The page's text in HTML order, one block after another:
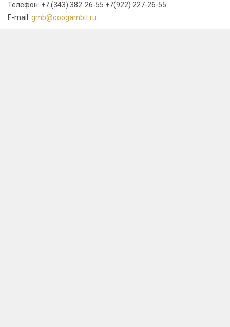
Телефон: +7 (343) 382-26-55 +7(922) 227-26-55
E-mail: gmb@ooogambit.ru